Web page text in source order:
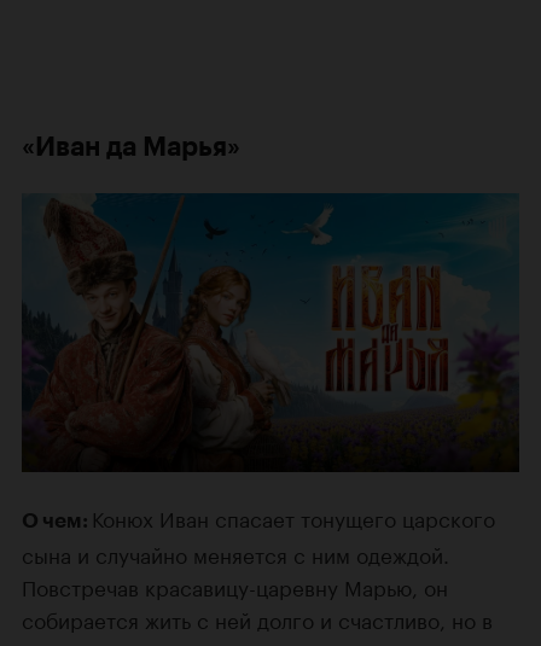
«Иван да Марья»
О чем: Конюх Иван спасает тонущего царского
сына и случайно меняется с ним одеждой.
Повстречав красавицу-царевну Марью, он
собирается жить с ней долго и счастливо, но в